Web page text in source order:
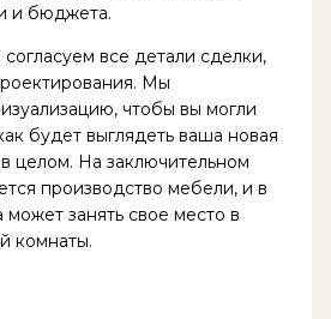
и бюджета.
все детали сделки,
Мы
чтобы вы могли
будет выглядеть ваша новая
целом. На заключительном
производство мебели, и в
может занять свое место в
комнаты.